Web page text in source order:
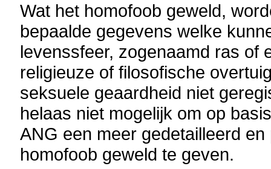
Wat het homofoob geweld,
bepaalde gegevens welke
levenssfeer, zogenaamd ras of
religieuze of filosofische
seksuele geaardheid niet
helaas niet mogelijk om op
ANG een meer gedetailleerd
homofoob geweld te geven.